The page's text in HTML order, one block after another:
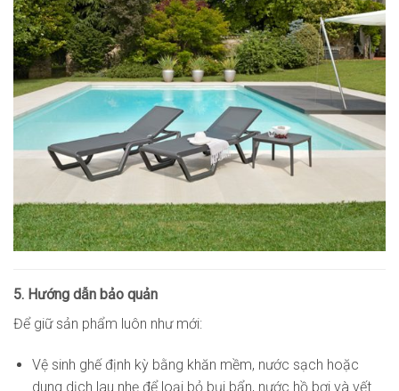
5. Hướng dẫn bảo quản
Để giữ sản phẩm luôn như mới:
Vệ sinh ghế định kỳ bằng khăn mềm, nước sạch hoặc
dung dịch lau nhẹ để loại bỏ bụi bẩn, nước hồ bơi và vết